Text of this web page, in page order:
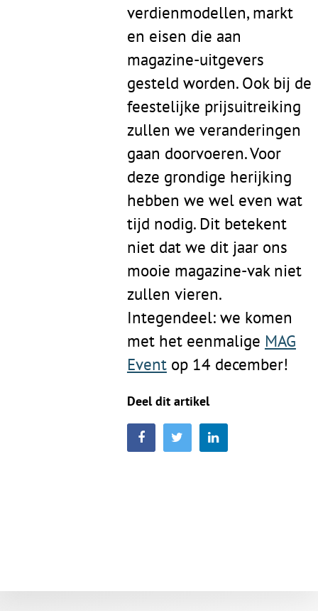
verdienmodellen, markt
en eisen die aan
magazine-uitgevers
gesteld worden. Ook bij de
feestelijke prijsuitreiking
zullen we veranderingen
gaan doorvoeren. Voor
deze grondige herijking
hebben we wel even wat
tijd nodig. Dit betekent
niet dat we dit jaar ons
mooie magazine-vak niet
zullen vieren.
Integendeel: we komen
met het eenmalige MAG
Eventop 14 december!
Deel dit artikel